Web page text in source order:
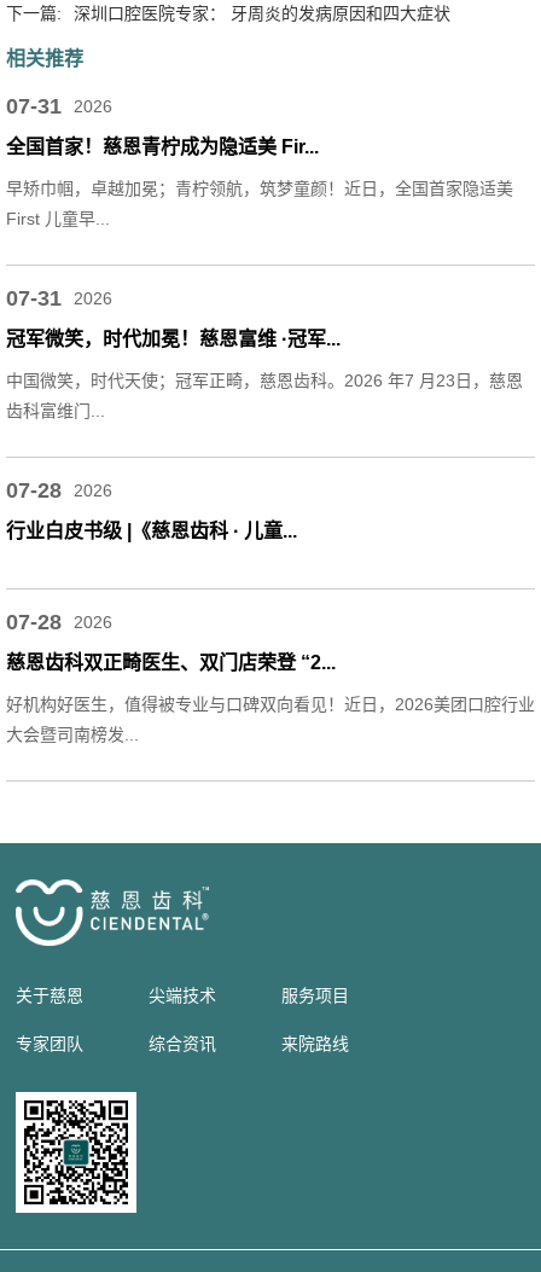
下一篇:
深圳口腔医院专家： 牙周炎的发病原因和四大症状
相关推荐
07-31 2026
全国首家！慈恩青柠成为隐适美 Fir...
早矫巾帼，卓越加冕；青柠领航，筑梦童颜！近日，全国首家隐适美
First 儿童早...
07-31 2026
冠军微笑，时代加冕！慈恩富维 ·冠军...
中国微笑，时代天使；冠军正畸，慈恩齿科。2026 年7 月23日，慈恩
齿科富维门...
07-28 2026
行业白皮书级 |《慈恩齿科 · 儿童...
07-28 2026
慈恩齿科双正畸医生、双门店荣登 “2...
好机构好医生，值得被专业与口碑双向看见！近日，2026美团口腔行业
大会暨司南榜发...
关于慈恩 尖端技术 服务项目
专家团队 综合资讯 来院路线